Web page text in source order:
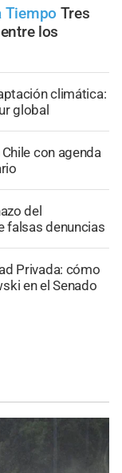
Tiempo Tres
los
climática:
global
con agenda
del
falsas denuncias
Privada: cómo
en el Senado